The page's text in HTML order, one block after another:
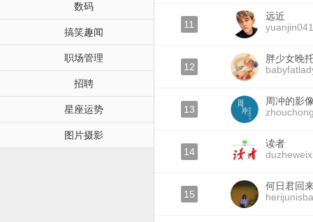
数码
搞笑趣闻
职场管理
招聘
星座运势
图片摄影
11
远近
12
胖少女晚
13
周冲的影
14
读者
15
何日君回